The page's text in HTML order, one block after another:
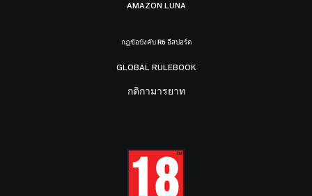
AMAZON LUNA
กฎข้อบังคับ R6 อีสปอร์ต
GLOBAL RULEBOOK
กติกามารยาท